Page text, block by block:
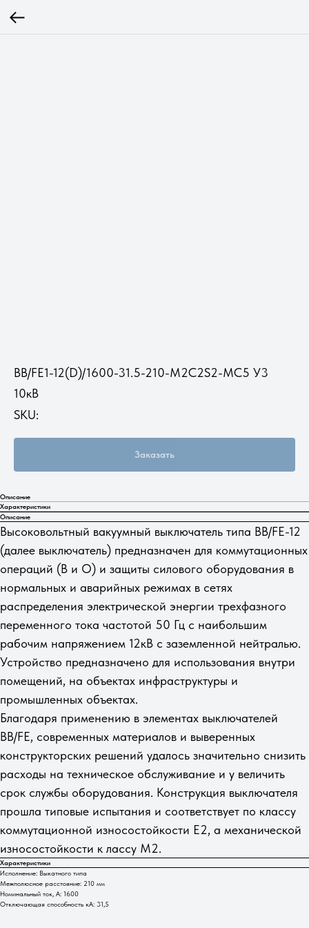
ВВ/FE1-12(D)/1600-31.5-210-M2C2S2-MC5 У3
10кВ
SKU:
Заказать
Описание
Характеристики
Описание
Высоковольтный вакуумный выключатель типа ВВ/FE-12
(далее выключатель) предназначен для коммутационных
операций (В и О) и защиты силового оборудования в
нормальных и аварийных режимах в сетях
распределения электрической энергии трехфазного
переменного тока частотой 50 Гц c наибольшим
рабочим напряжением 12кВ с заземленной нейтралью.
Устройство предназначено для использования внутри
помещений, на объектах инфраструктуры и
промышленных объектах.
Благодаря применению в элементах выключателей
BB/FE, современных материалов и выверенных
конструкторских решений удалось значительно снизить
расходы на техническое обслуживание и у величить
срок службы оборудования. Конструкция выключателя
прошла типовые испытания и соответствует по классу
коммутационной износостойкости Е2, а механической
износостойкости к лассу М2.
Характеристики
Исполнение: Выкатного типа
Межполюсное расстояние: 210 мм
Номинальный ток, А: 1600
Отключающая способность кА: 31,5